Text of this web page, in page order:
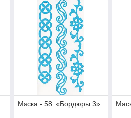
Маска - 58. «Бордюры 3»